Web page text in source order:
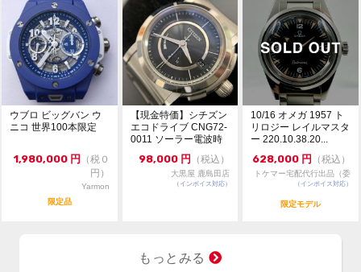
ウブロ ビッグバン ウ
ニコ 世界100本限定
1,980,000 円
（税０
円）
Yarmon
限定品
【現金特価】シチズン
エコドライブ CNG72-
0011 ソーラー電波時
98,000 円 （税込）
大黒屋 鹿島田店
（インボイス対応）
10/16 オメガ 1957 ト
リロジー レイルマスタ
ー 220.10.38.20...
628,000 円 （税込）
トケマー宅配代行出品（委
託販売）
（インボイス対応）
限定モデル
もっとみる